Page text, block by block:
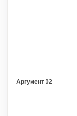
Аргумент 02